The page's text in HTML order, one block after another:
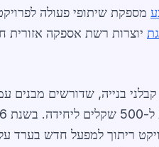
מספקת שיתופי פעולה
יוצרות רשת אספקה